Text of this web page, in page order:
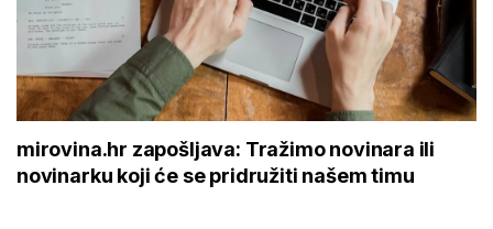
mirovina.hr zapošljava: Tražimo novinara ili
novinarku koji će se pridružiti našem timu